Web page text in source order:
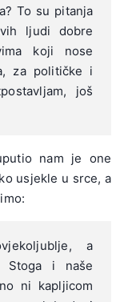
To su pitanja
ljudi dobre
koji nose
za političke i
još
nam je one
usjekle u srce, a
a
Stoga i naše
ni kapljicom